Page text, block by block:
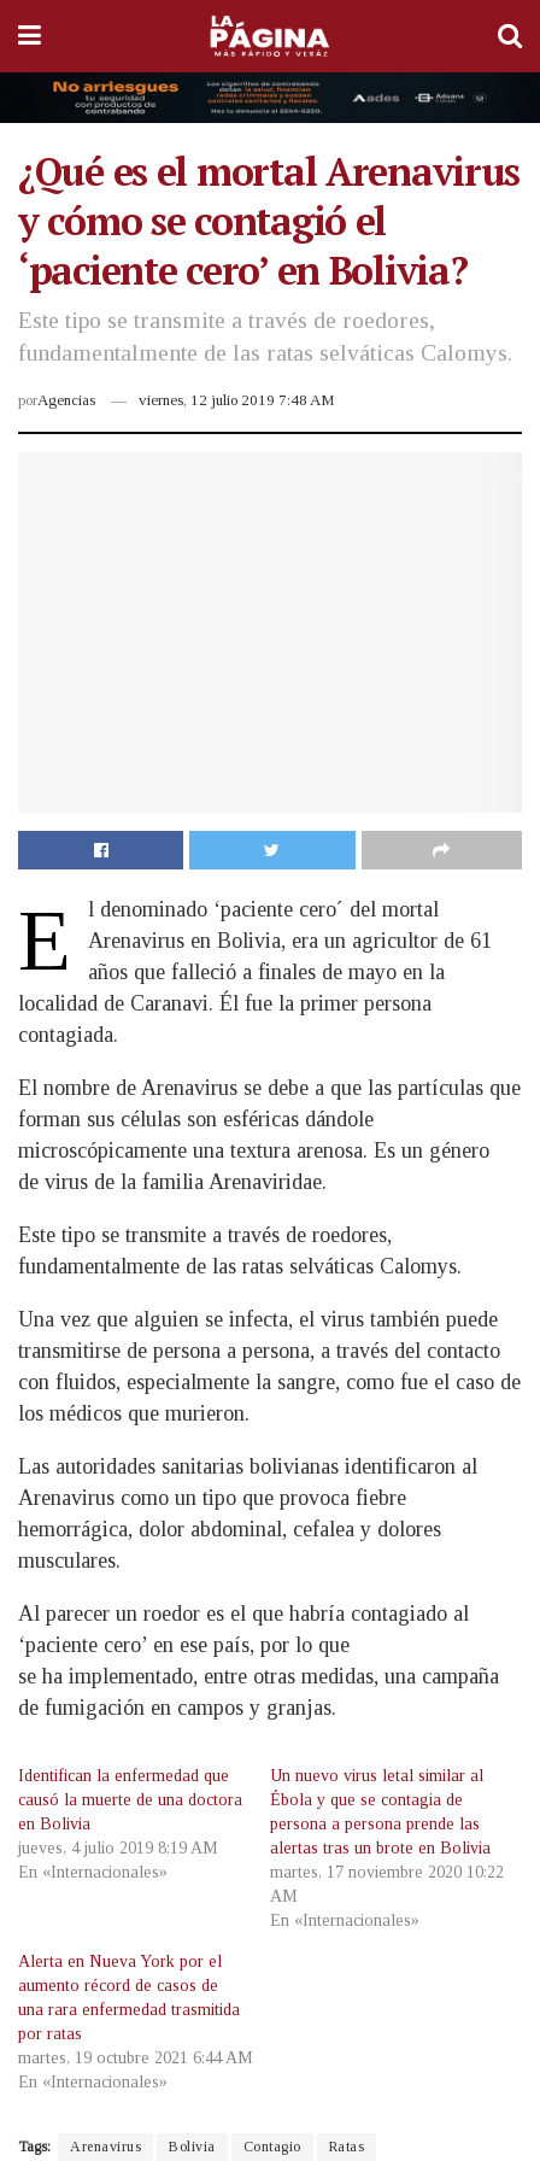
¿Qué es el mortal Arenavirus
y cómo se contagió el
‘paciente cero’ en Bolivia?
Este tipo se transmite a través de roedores,
fundamentalmente de las ratas selváticas Calomys.
porAgencias viernes, 12 julio 2019 7:48 AM
E
l denominado ‘paciente cero´ del mortal
Arenavirus en Bolivia, era un agricultor de 61
años que falleció a finales de mayo en la
localidad de Caranavi. Él fue la primer persona
contagiada.
El nombre de Arenavirus se debe a que las partículas que
forman sus células son esféricas dándole
microscópicamente una textura arenosa. Es un género
de virus de la familia Arenaviridae.
Este tipo se transmite a través de roedores,
fundamentalmente de las ratas selváticas Calomys.
Una vez que alguien se infecta, el virus también puede
transmitirse de persona a persona, a través del contacto
con fluidos, especialmente la sangre, como fue el caso de
los médicos que murieron.
Las autoridades sanitarias bolivianas identificaron al
Arenavirus como un tipo que provoca fiebre
hemorrágica, dolor abdominal, cefalea y dolores
musculares.
Al parecer un roedor es el que habría contagiado al
‘paciente cero’ en ese país, por lo que
se ha implementado, entre otras medidas, una campaña
de fumigación en campos y granjas.
Identifican la enfermedad que
causó la muerte de una doctora
en Bolivia
jueves, 4 julio 2019 8:19 AM
En «Internacionales»
Un nuevo virus letal similar al
Ébola y que se contagia de
persona a persona prende las
alertas tras un brote en Bolivia
martes, 17 noviembre 2020 10:22
AM
En «Internacionales»
Alerta en Nueva York por el
aumento récord de casos de
una rara enfermedad trasmitida
por ratas
martes, 19 octubre 2021 6:44 AM
En «Internacionales»
Tags: Arenavirus Bolivia Contagio Ratas